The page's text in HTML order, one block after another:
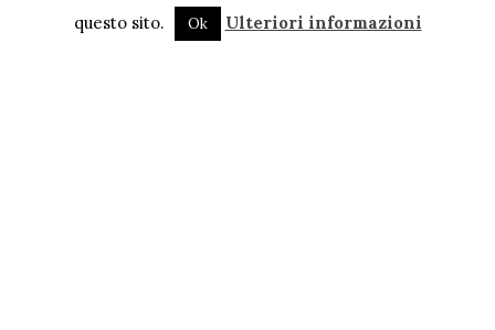
questo sito.
Ok Ulteriori informazioni